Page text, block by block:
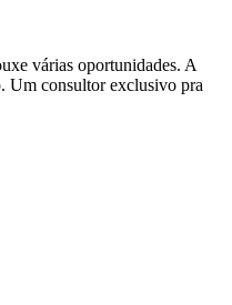
várias oportunidades. A
Um consultor exclusivo pra